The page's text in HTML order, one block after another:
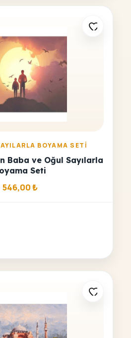
BOYAMA SETI
Baba ve Oğul Sayılarla
Seti
546,00₺